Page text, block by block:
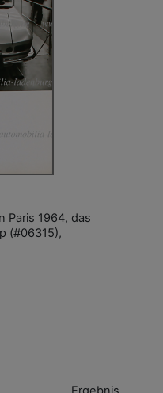
Paris 1964, das
(#06315),